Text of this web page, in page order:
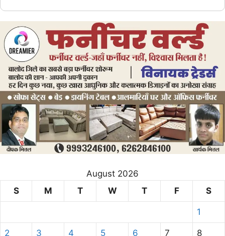
August 2026
S
M T W T F S
1
2 3 4 5 6 7 8